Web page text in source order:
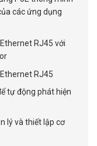
các ứng dụng
RJ45 với
RJ45
tự động phát hiện
lý và thiết lập cơ